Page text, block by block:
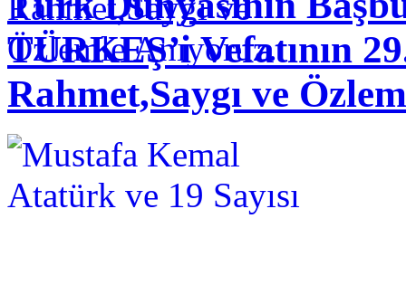
TÜRKEŞ’i Vefatının
Rahmet,Saygı ve